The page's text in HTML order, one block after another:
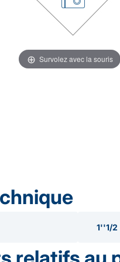
Survolez avec la souris
1''1/2